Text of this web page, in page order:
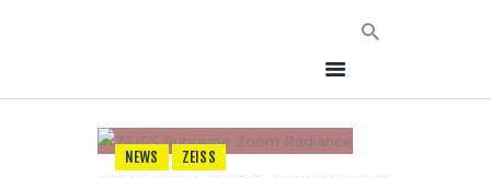
NEWS ZEISS